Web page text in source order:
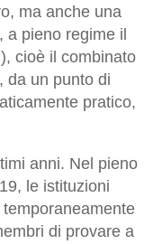
ma anche una
a pieno regime il
cioè il combinato
da un punto di
pratico,
anni. Nel pieno
le istituzioni
di provare a